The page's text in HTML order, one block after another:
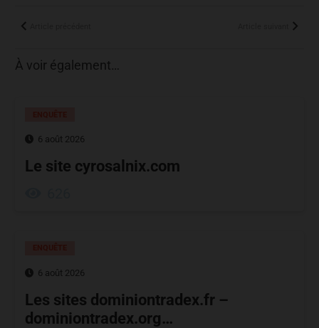
À voir également…
6 août 2026
Le site cyrosalnix.com
6 août 2026
Les sites dominiontradex.fr –
dominiontradex.org…